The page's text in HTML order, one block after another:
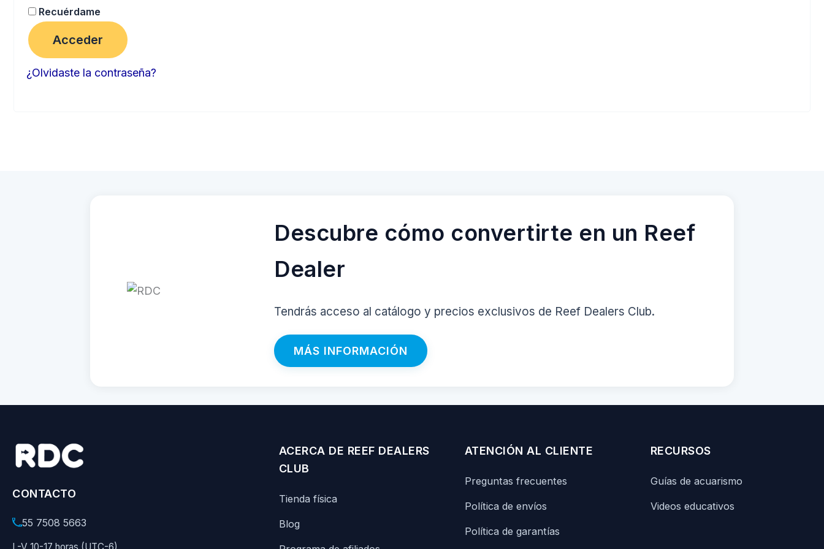
Recuérdame
Acceder
¿Olvidaste la contraseña?
Descubre cómo convertirte en un Reef
Dealer
Tendrás acceso al catálogo y precios exclusivos de Reef Dealers Club.
MÁS INFORMACIÓN
CONTACTO
55 7508 5663
ACERCA DE REEF DEALERS
CLUB
Tienda física
Blog
ATENCIÓN AL CLIENTE
Preguntas frecuentes
Política de envíos
Política de garantías
RECURSOS
Guías de acuarismo
Videos educativos